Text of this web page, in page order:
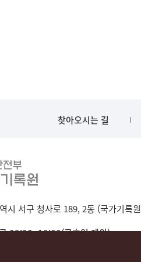
찾아오시는 길
시 서구 청사로 189, 2동 (국가기록
09:00~18:00(공휴일 제외)